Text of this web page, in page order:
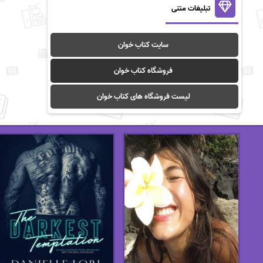
تبلیغات متنی
سایت کتاب خوان
فروشگاه کتاب خوان
لیست فروشگاه های کتاب خوان